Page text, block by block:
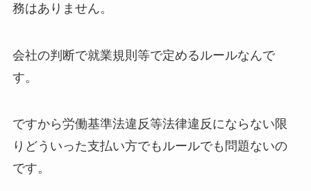
務はありません。
会社の判断で就業規則等で定めるルールなんで
す。
ですから労働基準法違反等法律違反にならない限
りどういった支払い方でもルールでも問題ないの
です。